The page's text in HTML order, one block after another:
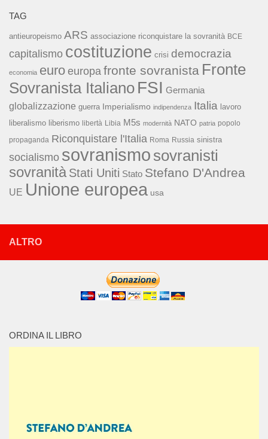
TAG
antieuropeismo ARS associazione riconquistare la sovranità BCE
capitalismo costituzione crisi democrazia
economia euro europa fronte sovranista Fronte
Sovranista Italiano FSI Germania
globalizzazione guerra Imperialismo indipendenza Italia lavoro
liberalismo liberismo libertà Libia M5s modernità NATO patria popolo
propaganda Riconquistare l'Italia Roma Russia sinistra
socialismo sovranismo sovranisti
sovranità Stati Uniti Stato Stefano D'Andrea
UE Unione europea usa
ALTRO
ORDINA IL LIBRO